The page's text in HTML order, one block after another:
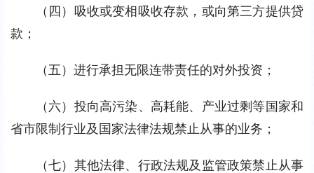
（四）吸收或变相吸收存款，或向第三方提供贷
款；
（五）进行承担无限连带责任的对外投资；
（六）投向高污染、高耗能、产业过剩等国家和
省市限制行业及国家法律法规禁止从事的业务；
（七）其他法律、行政法规及监管政策禁止从事